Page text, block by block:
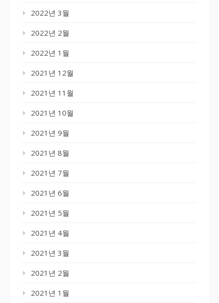
2022년 3월
2022년 2월
2022년 1월
2021년 12월
2021년 11월
2021년 10월
2021년 9월
2021년 8월
2021년 7월
2021년 6월
2021년 5월
2021년 4월
2021년 3월
2021년 2월
2021년 1월